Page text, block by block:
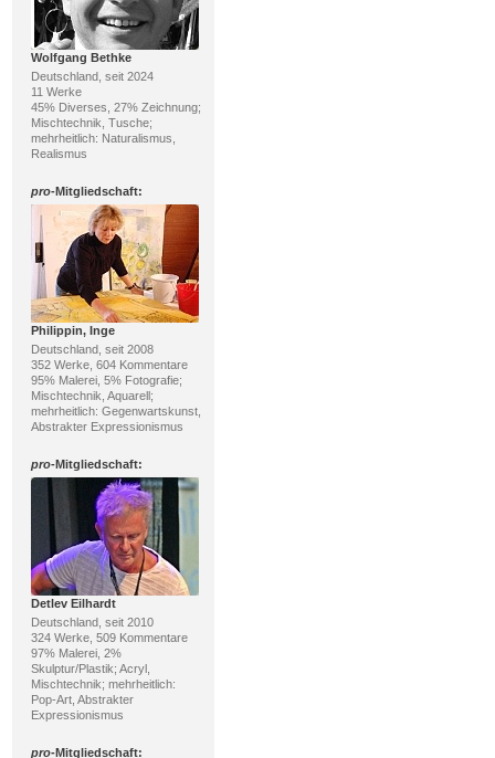
Wolfgang Bethke
Deutschland, seit 2024
11 Werke
45% Diverses, 27% Zeichnung;
Mischtechnik, Tusche;
mehrheitlich: Naturalismus,
Realismus
pro-Mitgliedschaft:
Philippin, Inge
Deutschland, seit 2008
352 Werke, 604 Kommentare
95% Malerei, 5% Fotografie;
Mischtechnik, Aquarell;
mehrheitlich: Gegenwartskunst,
Abstrakter Expressionismus
pro-Mitgliedschaft:
Detlev Eilhardt
Deutschland, seit 2010
324 Werke, 509 Kommentare
97% Malerei, 2%
Skulptur/Plastik; Acryl,
Mischtechnik; mehrheitlich:
Pop-Art, Abstrakter
Expressionismus
pro-Mitgliedschaft: